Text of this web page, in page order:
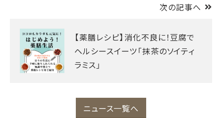
次の記事へ
【薬膳レシピ】消化不良に！豆腐で
ヘルシースイーツ「抹茶のソイティ
ラミス」
ニュース一覧へ